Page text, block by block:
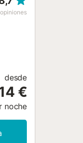
opiniones
desde
€
noche